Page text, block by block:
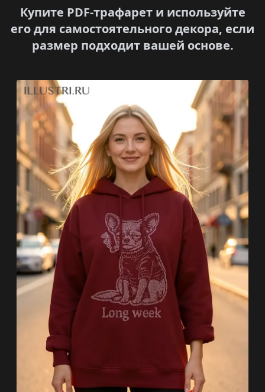
Купите PDF-трафарет и используйте
его для самостоятельного декора, если
размер подходит вашей основе.